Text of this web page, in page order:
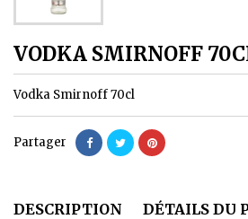
VODKA SMIRNOFF
Vodka Smirnoff 70cl
Partager
DESCRIPTION DÉTAILS DU